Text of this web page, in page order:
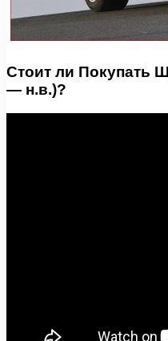
Стоит ли Покупать
— н.в.)?